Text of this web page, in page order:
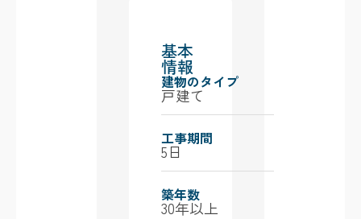
基本
情報
建物のタイプ
戸建て
工事期間
5日
築年数
30年以上